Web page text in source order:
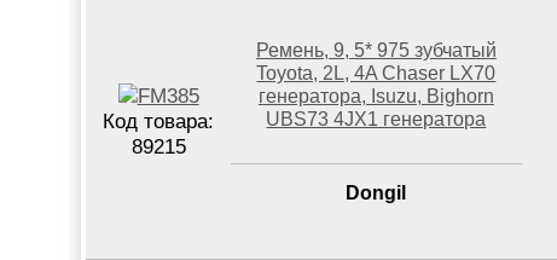
Код товара:
89215
Ремень, 9, 5* 975 зубчатый
Toyota, 2L, 4A Chaser LX70
генератора, Isuzu, Bighorn
UBS73 4JX1 генератора
Dongil